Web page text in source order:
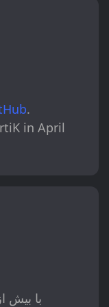
.
in April
با بیش از ۳۰ روش پرداخت، از جمله